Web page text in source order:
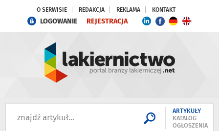
O SERWISIE REDAKCJA REKLAMA KONTAKT
LOGOWANIE REJESTRACJA
ARTYKUŁY
KATALOG
OGŁOSZENIA